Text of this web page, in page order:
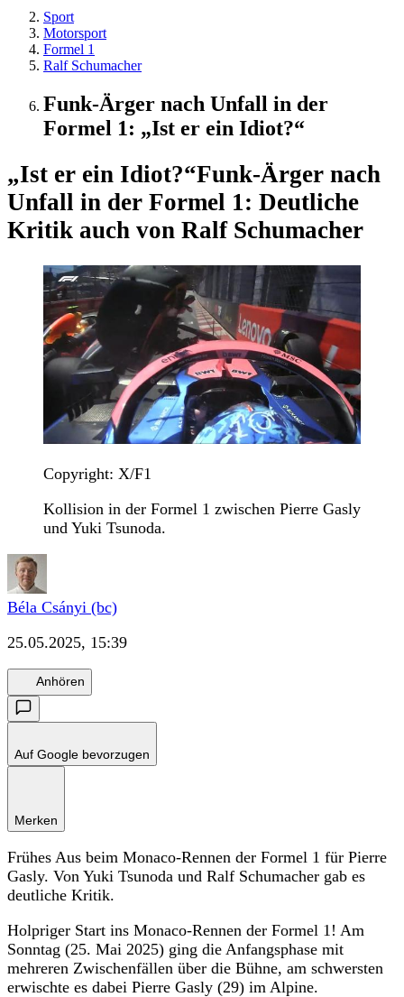
Sport
Motorsport
Formel 1
Ralf Schumacher
Funk-Ärger nach Unfall in der
Formel 1: „Ist er ein Idiot?“
„Ist er ein Idiot?“Funk-Ärger nach
Unfall in der Formel 1: Deutliche
Kritik auch von Ralf Schumacher
Copyright: X/F1
Kollision in der Formel 1 zwischen Pierre Gasly
und Yuki Tsunoda.
Béla Csányi (bc)
25.05.2025, 15:39
Anhören
Auf Google bevorzugen
Merken
Frühes Aus beim Monaco-Rennen der Formel 1 für Pierre
Gasly. Von Yuki Tsunoda und Ralf Schumacher gab es
deutliche Kritik.
Holpriger Start ins Monaco-Rennen der Formel 1! Am
Sonntag (25. Mai 2025) ging die Anfangsphase mit
mehreren Zwischenfällen über die Bühne, am schwersten
erwischte es dabei Pierre Gasly (29) im Alpine.